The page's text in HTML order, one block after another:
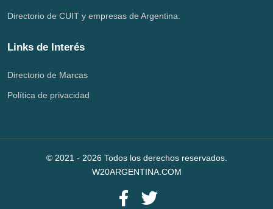
Directorio de CUIT y empresas de Argentina.
Links de Interés
Directorio de Marcas
Política de privacidad
© 2021 - 2026 Todos los derechos reservados.
W20ARGENTINA.COM